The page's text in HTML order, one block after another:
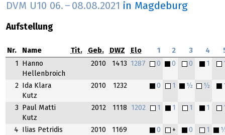
DVM U10 06. – 08.08.2021 in Magdeburg
Aufstellung
Nr. Name Tit. Geb. DWZ Elo 1 2 3 4
1
Hanno
Hellenbroich
2010 1413 1287 0 0 0 1
2
Ida Klara
Kutz
2010 1232 0 1 ½ ½
3
Paul Matti
Kutz
2012 1118 1202 1 1 1 1
4 Ilias Petridis 2010 1169 0 + 0 1